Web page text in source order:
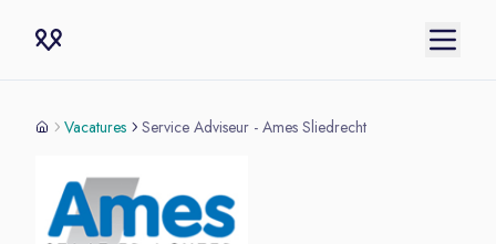
Vacatures Service Adviseur - Ames Sliedrecht